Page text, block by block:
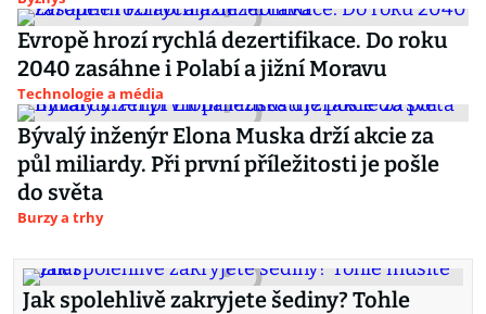
Evropě hrozí rychlá dezertifikace. Do roku
2040 zasáhne i Polabí a jižní Moravu
Technologie a média
Bývalý inženýr Elona Muska drží akcie za
půl miliardy. Při první příležitosti je pošle
do světa
Burzy a trhy
Jak spolehlivě zakryjete šediny? Tohle